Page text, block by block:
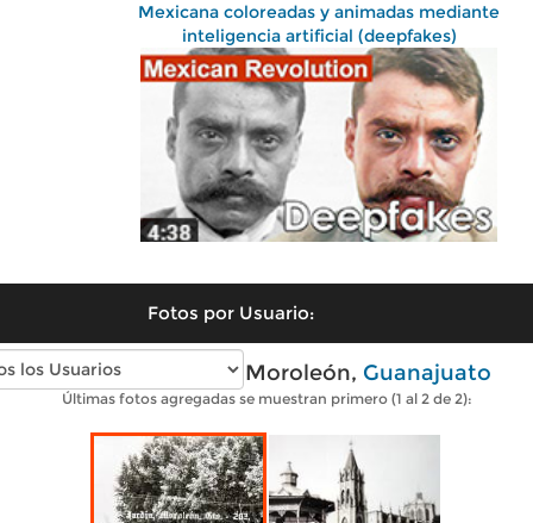
Mexicana coloreadas y animadas mediante
inteligencia artificial (deepfakes)
Fotos por Usuario:
Fotos antiguas de Moroleón, Guanajuato
Últimas fotos agregadas se muestran primero (1 al 2 de 2):